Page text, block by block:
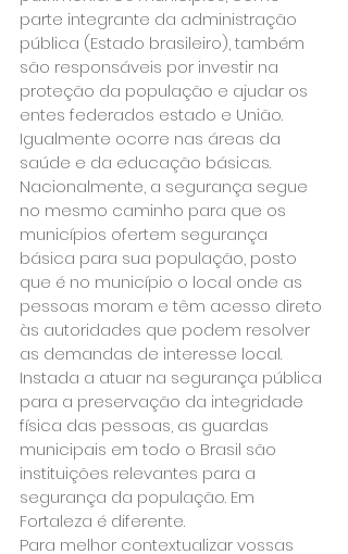
parte integrante da administração
pública (Estado brasileiro), também
são responsáveis por investir na
proteção da população e ajudar os
entes federados estado e União.
Igualmente ocorre nas áreas da
saúde e da educação básicas.
Nacionalmente, a segurança segue
no mesmo caminho para que os
municípios ofertem segurança
básica para sua população, posto
que é no município o local onde as
pessoas moram e têm acesso direto
às autoridades que podem resolver
as demandas de interesse local.
Instada a atuar na segurança pública
para a preservação da integridade
física das pessoas, as guardas
municipais em todo o Brasil são
instituições relevantes para a
segurança da população. Em
Fortaleza é diferente.
Para melhor contextualizar vossas